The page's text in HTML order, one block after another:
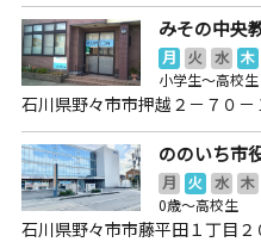
みその中央
月 火 水 木
小学生～高校生
石川県野々市市押越２－７０－
ののいち市
月 火 水 木
0歳～高校生
石川県野々市市藤平田１丁目